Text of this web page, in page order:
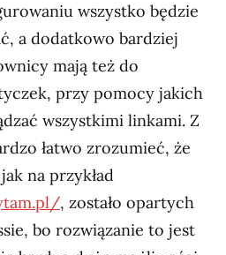
wszystko będzie
a dodatkowo bardziej
mają też do
przy pomocy jakich
wszystkimi linkami. Z
łatwo zrozumieć, że
na przykład
, zostało opartych
bo rozwiązanie to jest